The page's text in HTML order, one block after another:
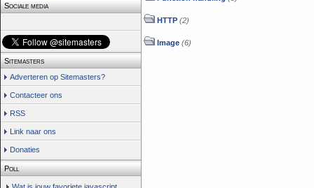
Sociale media
Sitemasters
Adverteren op Sitemasters?
Contacteer ons
RSS
Link naar ons
Donaties
Poll
HTTP (2)
Image (6)